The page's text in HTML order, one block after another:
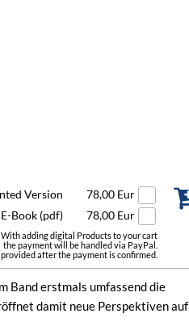
Version
78,00 Eur
E-Book (pdf) 78,00 Eur
With adding digital Products to your cart
the payment will be handled via PayPal.
after the payment is confirmed.
Band erstmals umfassend die
damit neue Perspektiven auf